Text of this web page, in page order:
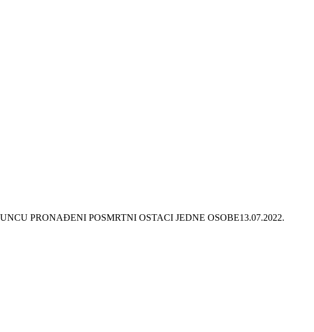
PRONAĐENI POSMRTNI OSTACI JEDNE OSOBE13.07.2022.